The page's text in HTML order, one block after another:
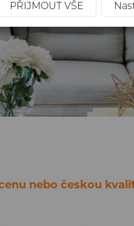
nebo českou
PŘIJMOUT VŠE